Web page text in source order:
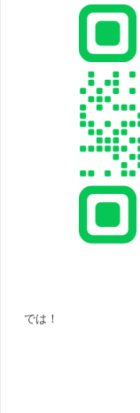
では！